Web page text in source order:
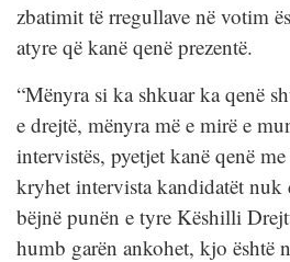
zbatimit të rregullave në votim
atyre që kanë qenë prezentë.
“Mënyra si ka shkuar ka qenë
e drejtë, mënyra më e mirë e
intervistës, pyetjet kanë qenë
kryhet intervista kandidatët
bëjnë punën e tyre Këshilli
humb garën ankohet, kjo është